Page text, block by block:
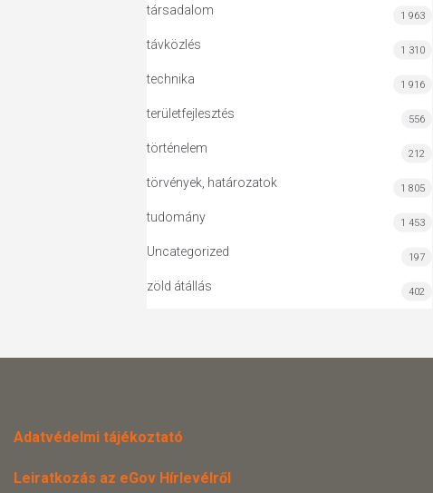
társadalom 1 963
távközlés 1 310
technika 1 916
területfejlesztés 556
történelem 212
törvények, határozatok 1 805
tudomány 1 453
Uncategorized 197
zöld átállás 402
Adatvédelmi tájékoztató
Leiratkozás az eGov Hírlevélről